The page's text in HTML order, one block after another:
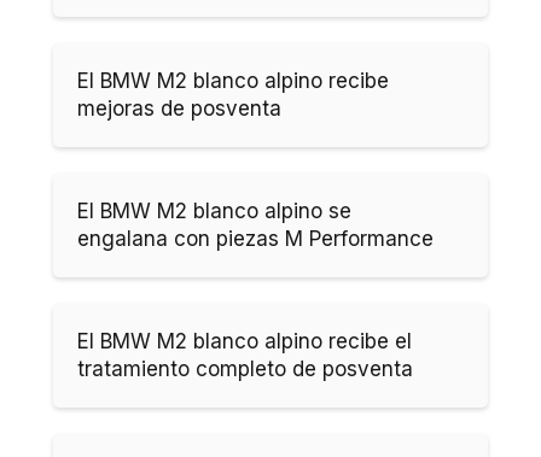
El BMW M2 blanco alpino recibe
mejoras de posventa
El BMW M2 blanco alpino se
engalana con piezas M Performance
El BMW M2 blanco alpino recibe el
tratamiento completo de posventa